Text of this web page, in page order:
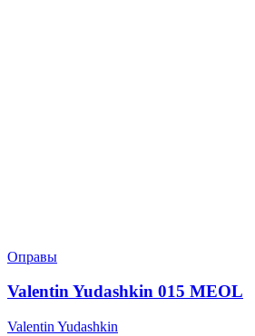
Оправы
Valentin Yudashkin 015 MEOL
Valentin Yudashkin